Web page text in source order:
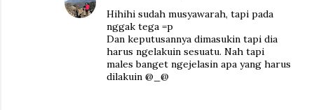
Hihihi sudah musyawarah, tapi pada
nggak tega =p
Dan keputusannya dimasukin tapi dia
harus ngelakuin sesuatu. Nah tapi
males banget ngejelasin apa yang harus
dilakuin @_@